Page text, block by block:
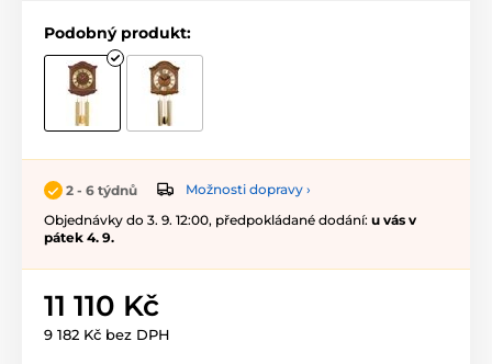
Podobný produkt:
2 - 6 týdnů
Možnosti dopravy ›
Objednávky do 3. 9. 12:00, předpokládané dodání: u vás v
pátek 4. 9.
11 110 Kč
9 182 Kč bez DPH